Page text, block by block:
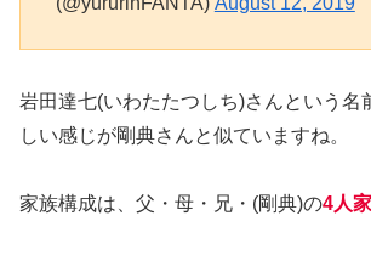
岩田達七(いわたたつしち)さんという名
しい感じが剛典さんと似ていますね。
家族構成は、父・母・兄・(剛典)の4人